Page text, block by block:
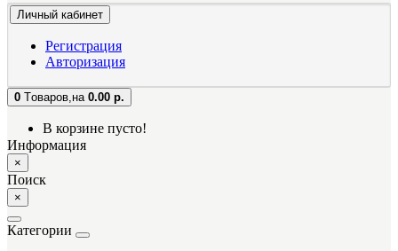
Личный кабинет
Регистрация
Авторизация
0 Tоваров, на 0.00 р.
В корзине пусто!
Информация
×
Поиск
×
Категории